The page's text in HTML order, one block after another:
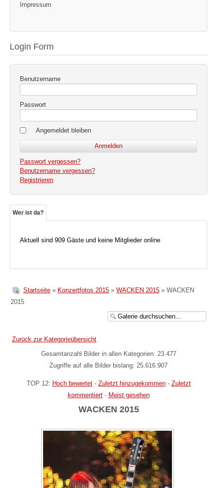
Impressum
Login Form
Benutzername
Passwort
Angemeldet bleiben
Passwort vergessen?
Benutzername vergessen?
Registrieren
Wer ist da?
Aktuell sind 909 Gäste und keine Mitglieder online
Startseite » Konzertfotos 2015 » WACKEN 2015 » WACKEN
2015
Zurück zur Kategorieübersicht
Gesamtanzahl Bilder in allen Kategorien: 23.477
Zugriffe auf alle Bilder bislang: 25.616.907
TOP 12: Hoch bewertet- Zuletzt hinzugekommen- Zuletzt
kommentiert- Meist gesehen
WACKEN 2015